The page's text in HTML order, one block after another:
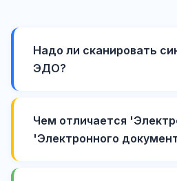
Надо ли сканировать
ЭДО?
Чем отличается
'Электронного